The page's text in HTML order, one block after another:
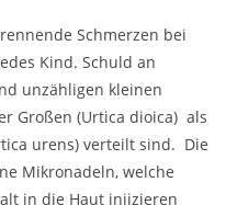
Schmerzen bei
Kind. Schuld an
unzähligen kleinen
Großen (Urtica dioica) als
urens) verteilt sind. Die
Mikronadeln, welche
in die Haut injizieren